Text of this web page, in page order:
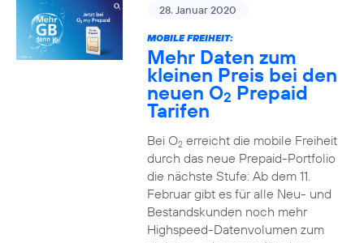
28. Januar 2020
MOBILE FREIHEIT:
Mehr Daten zum
kleinen Preis bei den
neuen O2 Prepaid
Tarifen
Bei O2erreicht die mobile Freiheit
durch das neue Prepaid-Portfolio
die nächste Stufe: Ab dem 11.
Februar gibt es für alle Neu- und
Bestandskunden noch mehr
Highspeed-Datenvolumen zum